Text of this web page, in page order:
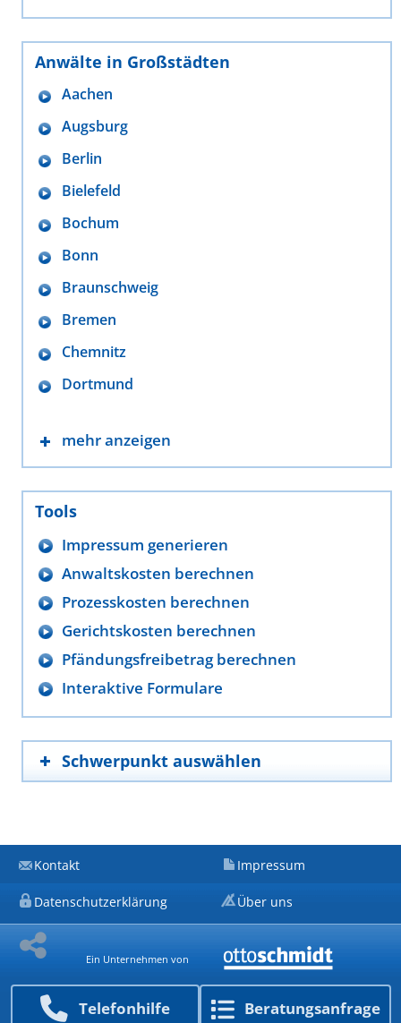
Telefon­hilfe Beratungs­anfrage
Anwälte in Großstädten
Aachen
Augsburg
Berlin
Bielefeld
Bochum
Bonn
Braunschweig
Bremen
Chemnitz
Dortmund
mehr anzeigen
Tools
Impressum generieren
Anwaltskosten berechnen
Prozesskosten berechnen
Gerichtskosten berechnen
Pfändungsfreibetrag berechnen
Interaktive Formulare
Schwerpunkt auswählen
Kontakt Impressum
Datenschutzerklärung Über uns
Ein Unternehmen von